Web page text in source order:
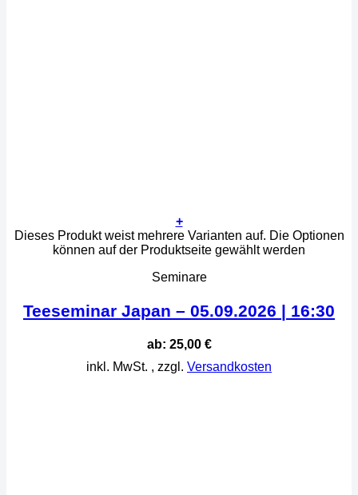
+
Dieses Produkt weist mehrere Varianten auf. Die Optionen
können auf der Produktseite gewählt werden
Seminare
Teeseminar Japan – 05.09.2026 | 16:30
ab: 25,00 €
inkl. MwSt. , zzgl. Versandkosten